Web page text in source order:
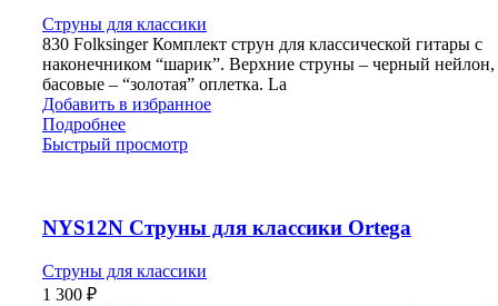
Струны для классики
830 Folksinger Комплект струн для классической гитары с
наконечником “шарик”. Верхние струны – черный нейлон,
басовые – “золотая” оплетка. La
Добавить в избранное
Подробнее
Быстрый просмотр
NYS12N Струны для классики Ortega
Струны для классики
1 300 ₽